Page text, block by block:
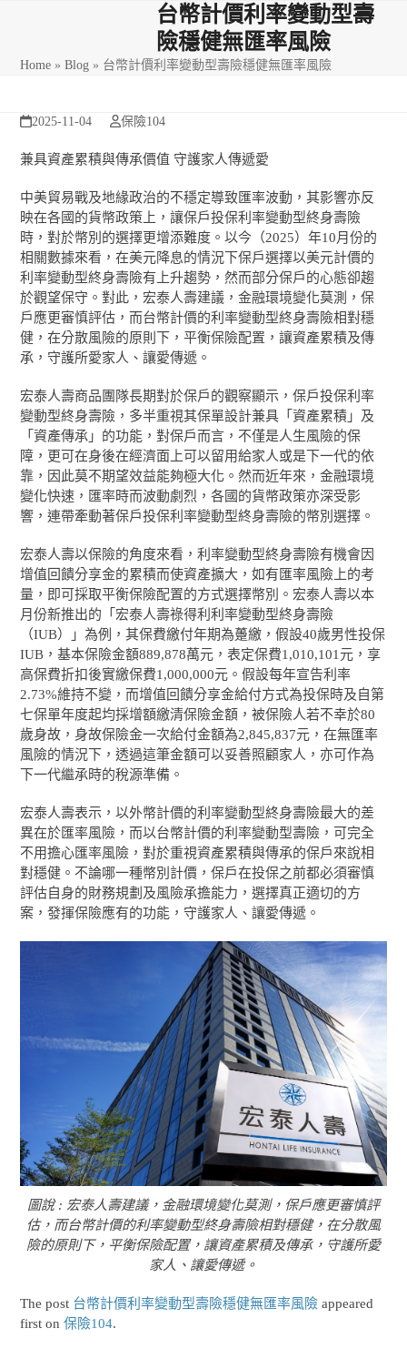
menu
menu
台幣計價利率變動型壽
險穩健無匯率風險
Home »Blog » 台幣計價利率變動型壽險穩健無匯率風險
2025-11-04 保險104
兼具資產累積與傳承價值 守護家人傳遞愛
中美貿易戰及地緣政治的不穩定導致匯率波動，其影響亦反
映在各國的貨幣政策上，讓保戶投保利率變動型終身壽險
時，對於幣別的選擇更增添難度。以今（2025）年10月份的
相關數據來看，在美元降息的情況下保戶選擇以美元計價的
利率變動型終身壽險有上升趨勢，然而部分保戶的心態卻趨
於觀望保守。對此，宏泰人壽建議，金融環境變化莫測，保
戶應更審慎評估，而台幣計價的利率變動型終身壽險相對穩
健，在分散風險的原則下，平衡保險配置，讓資產累積及傳
承，守護所愛家人、讓愛傳遞。
宏泰人壽商品團隊長期對於保戶的觀察顯示，保戶投保利率
變動型終身壽險，多半重視其保單設計兼具「資產累積」及
「資產傳承」的功能，對保戶而言，不僅是人生風險的保
障，更可在身後在經濟面上可以留用給家人或是下一代的依
靠，因此莫不期望效益能夠極大化。然而近年來，金融環境
變化快速，匯率時而波動劇烈，各國的貨幣政策亦深受影
響，連帶牽動著保戶投保利率變動型終身壽險的幣別選擇。
宏泰人壽以保險的角度來看，利率變動型終身壽險有機會因
增值回饋分享金的累積而使資產擴大，如有匯率風險上的考
量，即可採取平衡保險配置的方式選擇幣別。宏泰人壽以本
月份新推出的「宏泰人壽祿得利利率變動型終身壽險
（IUB）」為例，其保費繳付年期為躉繳，假設40歲男性投保
IUB，基本保險金額889,878萬元，表定保費1,010,101元，享
高保費折扣後實繳保費1,000,000元。假設每年宣告利率
2.73%維持不變，而增值回饋分享金給付方式為投保時及自第
七保單年度起均採增額繳清保險金額，被保險人若不幸於80
歲身故，身故保險金一次給付金額為2,845,837元，在無匯率
風險的情況下，透過這筆金額可以妥善照顧家人，亦可作為
下一代繼承時的稅源準備。
宏泰人壽表示，以外幣計價的利率變動型終身壽險最大的差
異在於匯率風險，而以台幣計價的利率變動型壽險，可完全
不用擔心匯率風險，對於重視資產累積與傳承的保戶來說相
對穩健。不論哪一種幣別計價，保戶在投保之前都必須審慎
評估自身的財務規劃及風險承擔能力，選擇真正適切的方
案，發揮保險應有的功能，守護家人、讓愛傳遞。
圖說 : 宏泰人壽建議，金融環境變化莫測，保戶應更審慎評
估，而台幣計價的利率變動型終身壽險相對穩健，在分散風
險的原則下，平衡保險配置，讓資產累積及傳承，守護所愛
家人、讓愛傳遞。
The post 台幣計價利率變動型壽險穩健無匯率風險 appeared
first on保險104.